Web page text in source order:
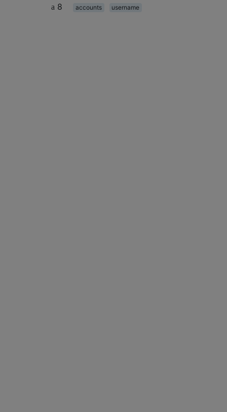
8
accounts username